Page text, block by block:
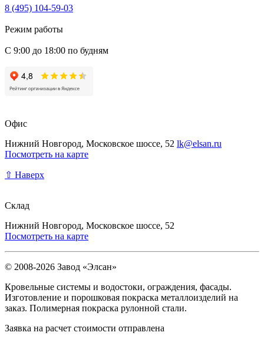
8 (495) 104-59-03
Режим работы
С 9:00 до 18:00 по будням
Офис
Нижний Новгород, Московское шоссе, 52 lk@elsan.ru
Посмотреть на карте
⇧ Наверх
Склад
Нижний Новгород, Московское шоссе, 52
Посмотреть на карте
© 2008-2026 Завод «Элсан»
Кровельные системы и водостоки, ограждения, фасады.
Изготовление и порошковая покраска металлоизделий на
заказ. Полимерная покраска рулонной стали.
Заявка на расчет стоимости отправлена